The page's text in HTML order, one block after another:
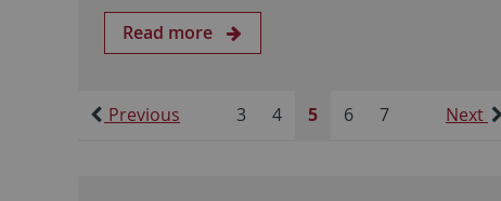
Read more
Previous 3 4 5 6 7 Next